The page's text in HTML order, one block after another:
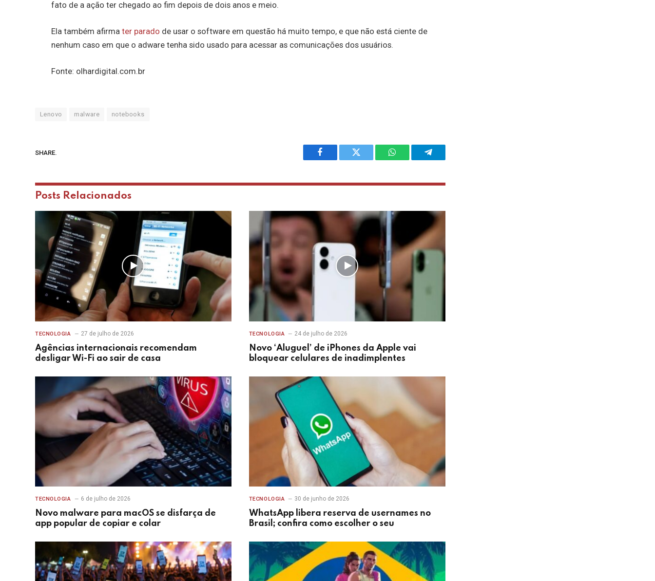
fato de a ação ter chegado ao fim depois de dois anos e meio.
Ela também afirmater parado de usar o software em questão há muito tempo, e que não está ciente de
nenhum caso em que o adware tenha sido usado para acessar as comunicações dos usuários.
Fonte: olhardigital.com.br
Lenovo malware notebooks
SHARE.
Facebook Twitter WhatsAppTelegram
Posts Relacionados
TECNOLOGIA 27 de julho de 2026
Agências internacionais recomendam
desligar Wi-Fi ao sair de casa
TECNOLOGIA 24 de julho de 2026
Novo ‘Aluguel’ de iPhones da Apple vai
bloquear celulares de inadimplentes
TECNOLOGIA 6 de julho de 2026
Novo malware para macOS se disfarça de
app popular de copiar e colar
TECNOLOGIA 30 de junho de 2026
WhatsApp libera reserva de usernames no
Brasil; confira como escolher o seu